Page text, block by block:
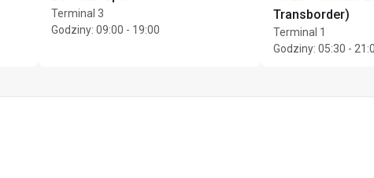
Terminal 3
Godziny: 09:00 - 19:00
Transborder)
Terminal 1
Godziny: 05:30 -